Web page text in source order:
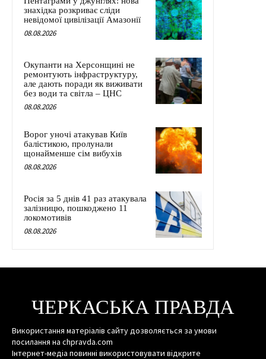
знахідка розкриває сліди
невідомої цивілізації Амазонії
08.08.2026
Окупанти на Херсонщині не
ремонтують інфраструктуру,
але дають поради як виживати
без води та світла – ЦНС
08.08.2026
Ворог уночі атакував Київ
балістикою, пролунали
щонайменше сім вибухів
08.08.2026
Росія за 5 днів 41 раз атакувала
залізницю, пошкоджено 11
локомотивів
08.08.2026
ЧЕРКАСЬКА ПРАВДА
Використання матеріалів сайту дозволяється за умови
посилання на chpravda.com
Інтернет-медіа повинні використовувати відкрите